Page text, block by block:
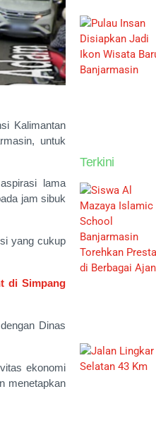
Kalimantan
untuk
lama
jam sibuk
yang cukup
di Simpang
Dinas
ekonomi
menetapkan
Terkini